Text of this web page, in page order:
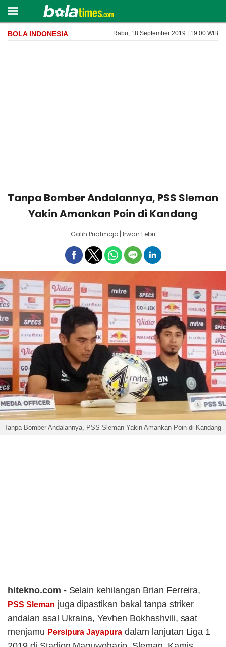
BOLA INDONESIA Rabu, 18 September 2019 | 19:00 WIB
Tanpa Bomber Andalannya, PSS Sleman
Yakin Amankan Poin di Kandang
Galih Priatmojo | Irwan Febri
Tanpa Bomber Andalannya, PSS Sleman Yakin Amankan Poin di Kandang
hitekno.com - Selain kehilangan Brian Ferreira,
PSS Sleman juga dipastikan bakal tanpa striker
andalan asal Ukraina, Yevhen Bokhashvili, saat
menjamu Persipura Jayapura dalam lanjutan Liga 1